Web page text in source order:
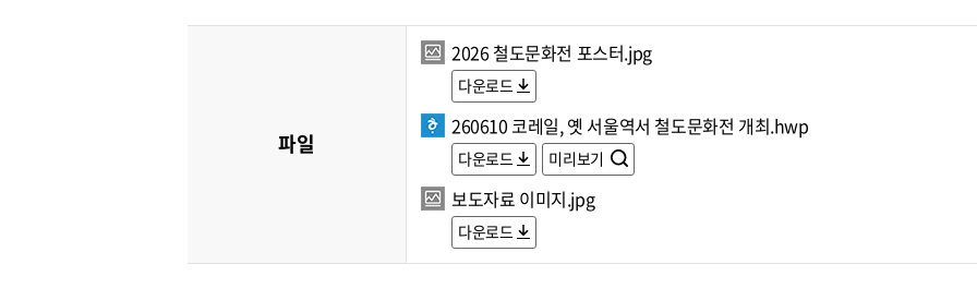
파일
2026 철도문화전 포스터.jpg
다운로드
260610 코레일, 옛 서울역서 철도문화전 개최.hwp
다운로드 미리보기
보도자료 이미지.jpg
다운로드